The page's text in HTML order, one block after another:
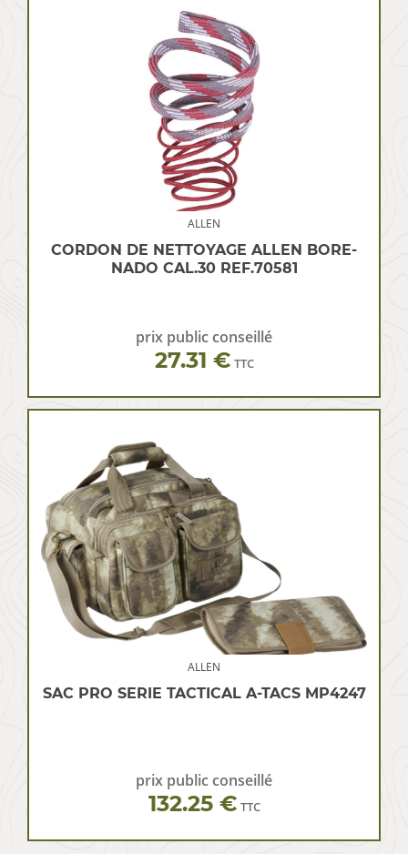
ALLEN
CORDON DE NETTOYAGE ALLEN BORE-
NADO CAL.30 REF.70581
prix public conseillé
27.31 € TTC
ALLEN
SAC PRO SERIE TACTICAL A-TACS MP4247
prix public conseillé
132.25 € TTC